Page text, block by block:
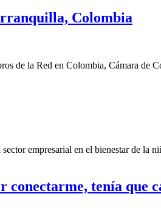
Colombia
de la Red en Colombia, Cámara de
empresarial en el bienestar de la
tenía que